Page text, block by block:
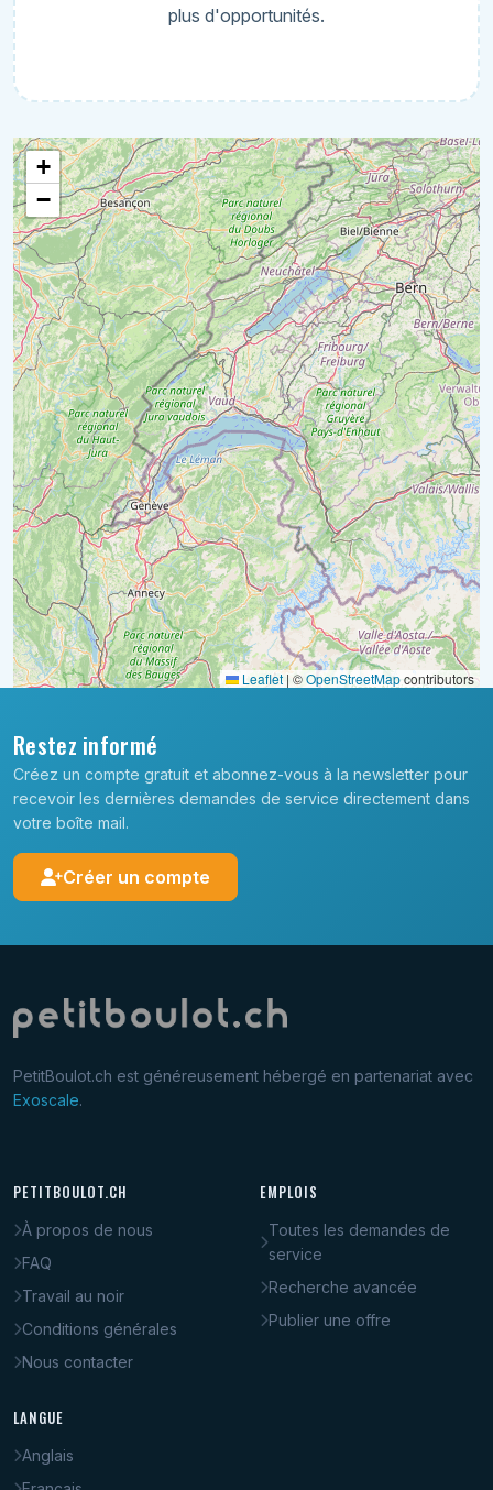
plus d'opportunités.
+
−
Leaflet | ©OpenStreetMapcontributors
Restez informé
Créez un compte gratuit et abonnez-vous à la newsletter pour
recevoir les dernières demandes de service directement dans
votre boîte mail.
Créer un compte
PetitBoulot.ch est généreusement hébergé en partenariat avec
Exoscale.
PETITBOULOT.CH
À propos de nous
FAQ
Travail au noir
Conditions générales
Nous contacter
EMPLOIS
Toutes les demandes de
service
Recherche avancée
Publier une offre
LANGUE
Anglais